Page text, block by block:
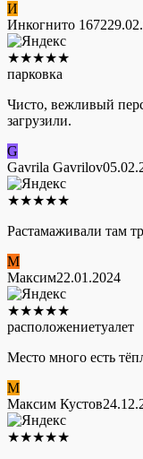
И
Инкогнито 1672
★★★★★
парковка
Чисто, вежливый
загрузили.
G
Gavrila Gavrilov
★★★★★
Растамаживали там
М
Максим22.01.2024
★★★★★
расположениетуалет
Место много есть
М
Максим Кустов
★★★★★